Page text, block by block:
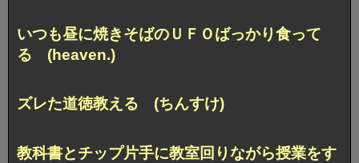
いつも昼に焼きそばのＵＦＯばっかり食って
る (heaven.)
ズレた道徳教える (ちんすけ)
教科書とチップ片手に教室回りながら授業をす